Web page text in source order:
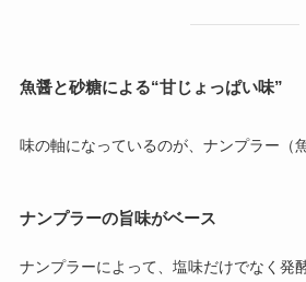
魚醤と砂糖による“甘じょっぱい味”
味の軸になっているのが、ナンプラー（
ナンプラーの旨味がベース
ナンプラーによって、塩味だけでなく発